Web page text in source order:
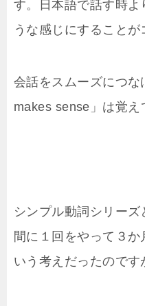
す。日本語で話す時よ
うな感じにすることが
会話をスムーズにつ
makes sense」は覚え
シンプル動詞シリー
間に１回をやって３か
いう考えだったのです